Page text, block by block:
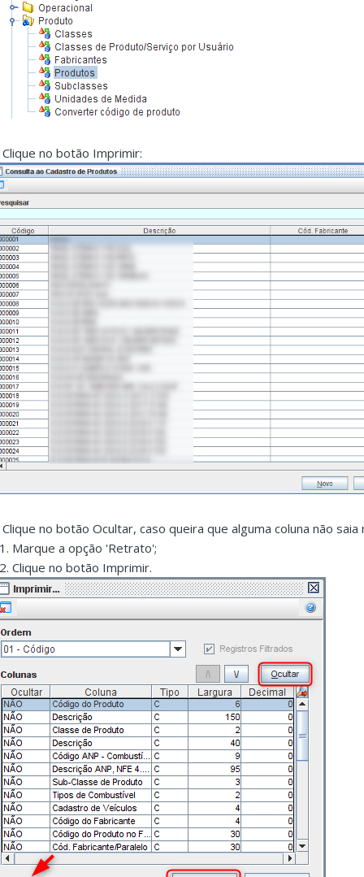
Clique no botão Imprimir:
Clique no botão Ocultar, caso queira que alguma coluna não saia
Marque a opção 'Retrato';
Clique no botão Imprimir.